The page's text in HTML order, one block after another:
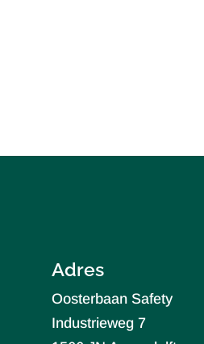
Adres
Oosterbaan Safety
Industrieweg 7